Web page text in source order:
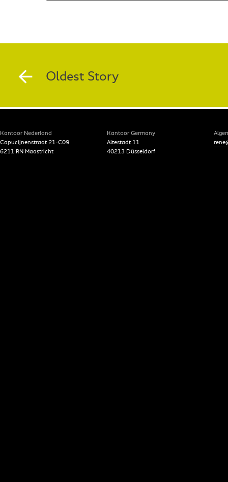
Oldest Story
Kantoor Nederland
Capucijnenstraat 21-C09
6211 RN Maastricht
Kantoor Germany
Altestadt 11
40213 Düsseldorf